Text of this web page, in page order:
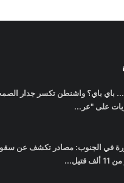
باي باي؟ واشنطن تكسر جدار
على "عر...
في الجنوب: مصادر تكشف عن
قتيل...